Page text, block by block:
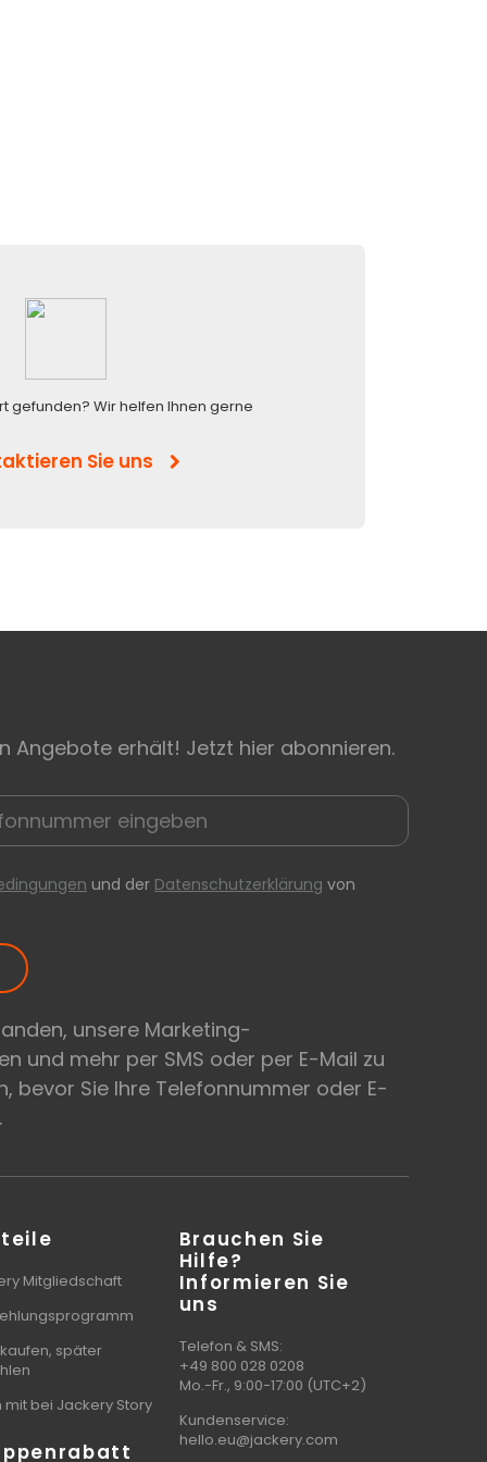
gefunden? Wir helfen Ihnen gerne
Sie uns
Angebote erhält! Jetzt hier abonnieren.
und der Datenschutzerklärung von
unsere Marketing-
und mehr per SMS oder per E-Mail zu
bevor Sie Ihre Telefonnummer oder E-
Mitgliedschaft
später
mit bei Jackery Story
Brauchen Sie
Hilfe?
Informieren Sie
uns
Telefon & SMS:
+49 800 028 0208
Mo.-Fr., 9:00-17:00 (UTC+2)
Kundenservice:
hello.eu@jackery.com